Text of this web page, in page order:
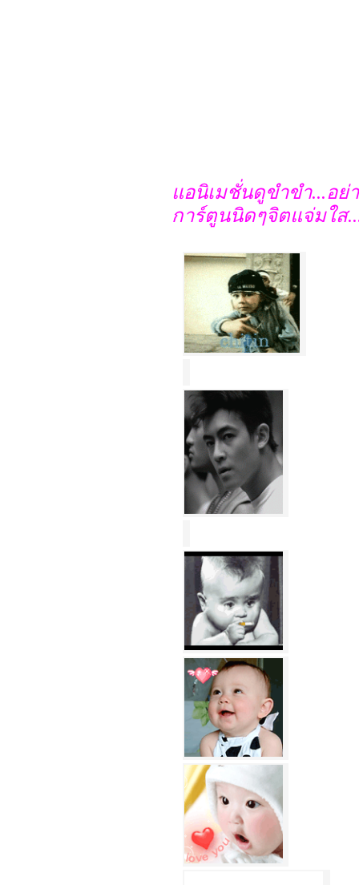
แอนิเมชั่นดูขำขำ...อย่
การ์ตูนนิดๆจิตแจ่มใส